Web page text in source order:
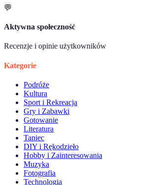
💬
Aktywna społeczność
Recenzje i opinie użytkowników
Kategorie
Podróże
Kultura
Sport i Rekreacja
Gry i Zabawki
Gotowanie
Literatura
Taniec
DIY i Rękodzieło
Hobby i Zainteresowania
Muzyka
Fotografia
Technologia